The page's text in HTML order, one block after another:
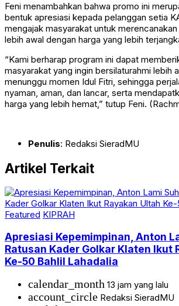
Feni menambahkan bahwa promo ini
bentuk apresiasi kepada pelanggan setia
mengajak masyarakat untuk
lebih awal dengan harga yang lebih
“Kami berharap program ini dapat
masyarakat yang ingin bersilaturahmi lebih
menunggu momen Idul Fitri, sehingga
nyaman, aman, dan lancar, serta
harga yang lebih hemat,” tutup Feni.
Penulis: Redaksi SieradMU
Artikel Terkait
Featured KIPRAH
Apresiasi Kepemimpinan, Anton
Ratusan Kader Golkar Klaten Ikut
Ke-50 Bahlil Lahadalia
calendar_month 13 jam yang lalu
account_circle Redaksi SieradMU